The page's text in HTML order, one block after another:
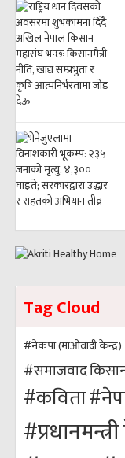
Tag Cloud
#नेकपा (माओवादी केन्द्र)
#समाजवाद
#कविता